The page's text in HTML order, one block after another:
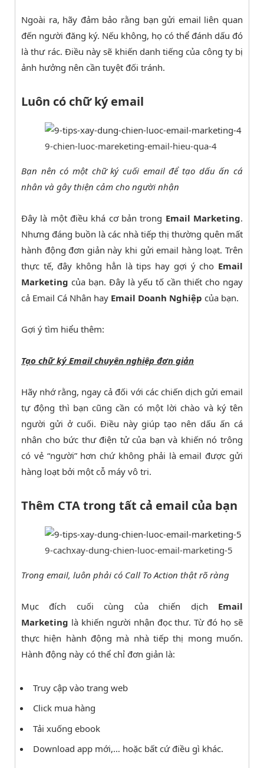
Ngoài ra, hãy đảm bảo rằng bạn gửi email liên quan
đến người đăng ký. Nếu không, họ có thể đánh dấu đó
là thư rác. Điều này sẽ khiến danh tiếng của công ty bị
ảnh hưởng nên cần tuyệt đối tránh.
Luôn có chữ ký email
9-chien-luoc-mareketing-email-hieu-qua-4
Bạn nên có một chữ ký cuối email để tạo dấu ấn cá
nhân và gây thiện cảm cho người nhận
Đây là một điều khá cơ bản trong Email Marketing.
Nhưng đáng buồn là các nhà tiếp thị thường quên mất
hành động đơn giản này khi gửi email hàng loạt. Trên
thực tế, đây không hẳn là tips hay gợi ý cho Email
Marketing của bạn. Đây là yếu tố cần thiết cho ngay
cả Email Cá Nhân hay Email Doanh Nghiệp của bạn.
Gợi ý tìm hiểu thêm:
Tạo chữ ký Email chuyên nghiệp đơn giản
Hãy nhớ rằng, ngay cả đối với các chiến dịch gửi email
tự động thì bạn cũng cần có một lời chào và ký tên
người gửi ở cuối. Điều này giúp tạo nên dấu ấn cá
nhân cho bức thư điện tử của bạn và khiến nó trông
có vẻ “người” hơn chứ không phải là email được gửi
hàng loạt bởi một cỗ máy vô tri.
Thêm CTA trong tất cả email của bạn
9-cachxay-dung-chien-luoc-email-marketing-5
Trong email, luôn phải có Call To Action thật rõ ràng
Mục đích cuối cùng của chiến dịch Email
Marketing là khiến người nhận đọc thư. Từ đó họ sẽ
thực hiện hành động mà nhà tiếp thị mong muốn.
Hành động này có thể chỉ đơn giản là:
Truy cập vào trang web
Click mua hàng
Tải xuống ebook
Download app mới,… hoặc bất cứ điều gì khác.